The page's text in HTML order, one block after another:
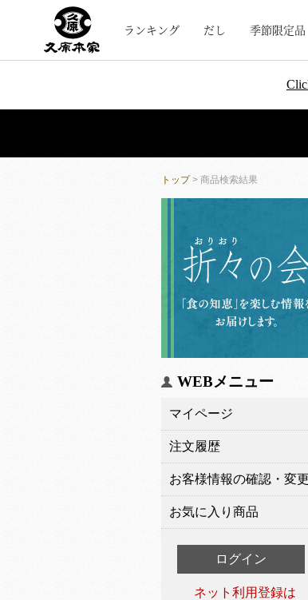
ランキング だし 季節限定品
トップ> 商品検索結果
WEBメニュー
マイページ
注文履歴
お客様情報の確認・変更
お気に入り商品
ログイン
ネット利用登録は